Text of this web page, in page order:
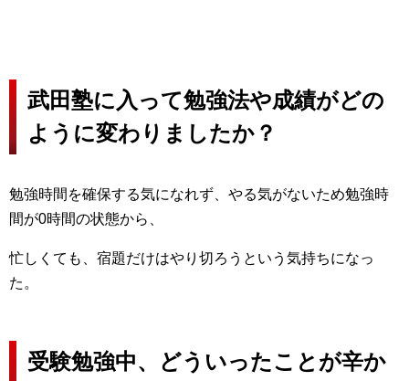
武田塾に入って勉強法や成績がどの
ように変わりましたか？
勉強時間を確保する気になれず、やる気がないため勉強時
間が0時間の状態から、
忙しくても、宿題だけはやり切ろうという気持ちになっ
た。
受験勉強中、どういったことが辛か